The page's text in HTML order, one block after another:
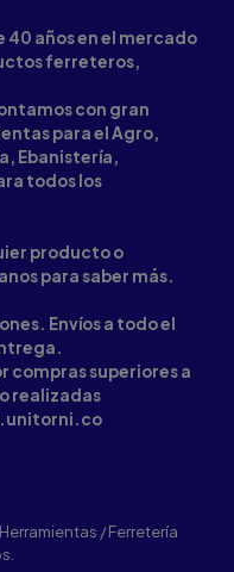
40 años en el mercado
ferreteros,
con gran
para el Agro,
Ebanistería,
todos los
producto o
para saber más.
Envíos a todo el
compras superiores a
realizadas
/ Ferretería